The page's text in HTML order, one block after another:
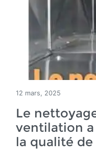
12 mars, 2025
Le
ventilation
la qualité